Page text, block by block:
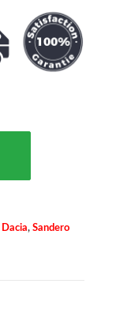
Dacia, Sandero